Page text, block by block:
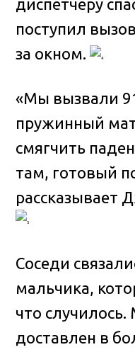
диспетчеру
поступил
за окном.
«Мы вызвали
пружинный
смягчить
там, готовый
рассказывает
Соседи
мальчика,
что
доставлен в